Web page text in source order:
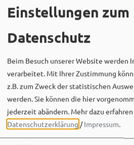
Einstellungen zum
Datenschutz
Beim Besuch unserer Website werden
verarbeitet. Mit Ihrer Zustimmung
z.B. zum Zweck der statistischen
werden. Sie können die hier
jederzeit abändern. Mehr dazu
Datenschutzerklärung /Impressum.